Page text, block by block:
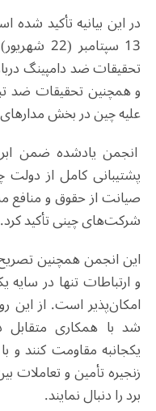
در این بیانیه تأکید
13
تحقیقات ضد دامپینگ
و همچنین تحقیقات ضد
علیه چین در بخش مدارهای
انجمن یادشده ضمن
پشتیبانی کامل از دولت
صیانت از حقوق و منافع
شرکت‌های چینی تأکید کرد.
این انجمن همچنین
و ارتباطات تنها در
امکان‌پذیر است. از این
شد با همکاری متقابل
یکجانبه مقاومت کنند و
زنجیره تأمین و تعاملات
برد را دنبال نمایند.